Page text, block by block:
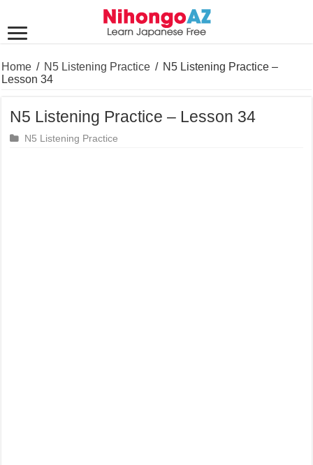
Home / N5 Listening Practice / N5 Listening Practice –
Lesson 34
N5 Listening Practice – Lesson 34
N5 Listening Practice